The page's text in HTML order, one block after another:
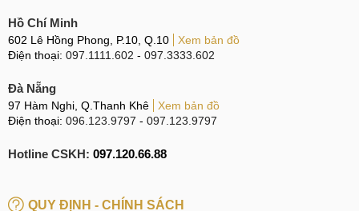
Hồ Chí Minh
602 Lê Hồng Phong, P.10, Q.10
Xem bản đồ
Điện thoại: 097.1111.602 - 097.3333.602
Đà Nẵng
97 Hàm Nghi, Q.Thanh Khê
Xem bản đồ
Điện thoại: 096.123.9797 - 097.123.9797
Hotline CSKH: 097.120.66.88
QUY ĐỊNH - CHÍNH SÁCH